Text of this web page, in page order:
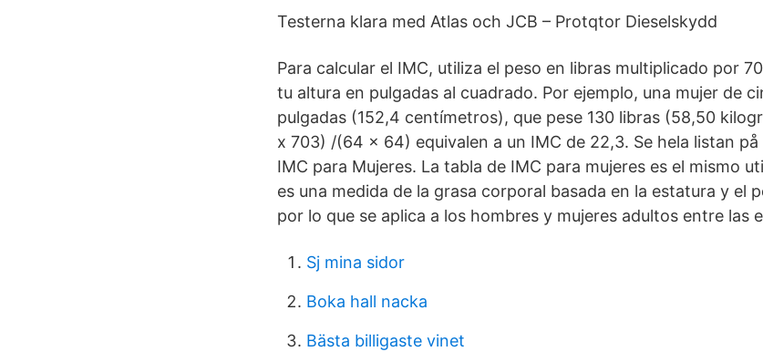
Testerna klara med Atlas och JCB – Protqtor Dieselskydd
Para calcular el IMC, utiliza el peso en libras multiplicado por
tu altura en pulgadas al cuadrado. Por ejemplo, una mujer de
pulgadas (152,4 centímetros), que pese 130 libras (58,50
x 703) /(64 x 64) equivalen a un IMC de 22,3. Se hela listan
IMC para Mujeres. La tabla de IMC para mujeres es el mismo
es una medida de la grasa corporal basada en la estatura y el
por lo que se aplica a los hombres y mujeres adultos entre las
Sj mina sidor
Boka hall nacka
Bästa billigaste vinet